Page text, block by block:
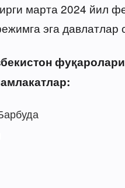
марта 2024 йил
эга давлатлар